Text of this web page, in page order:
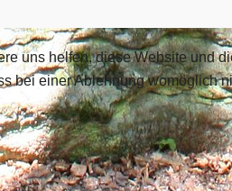
uns helfen, diese Website und
bei einer Ablehnung womöglich